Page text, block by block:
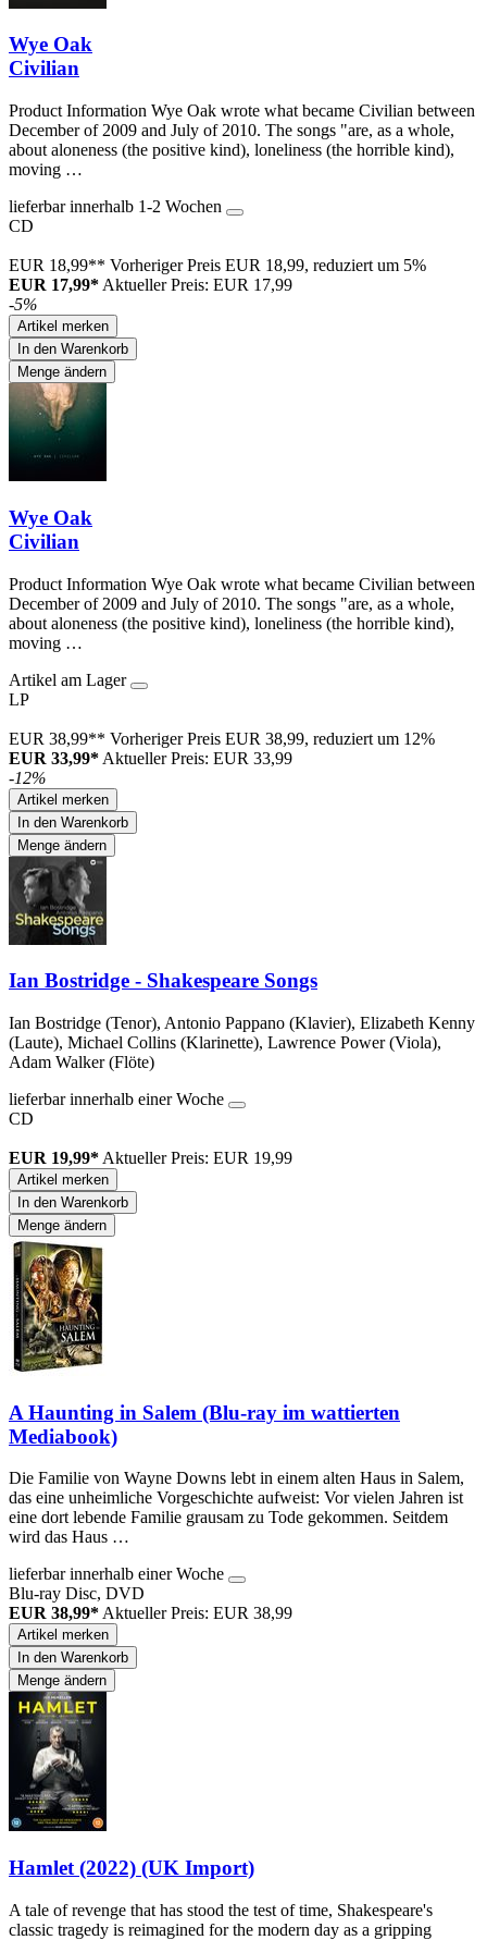
Wye Oak
Civilian
Product Information Wye Oak wrote what became Civilian between
December of 2009 and July of 2010. The songs "are, as a whole,
about aloneness (the positive kind), loneliness (the horrible kind),
moving …
lieferbar innerhalb 1-2 Wochen
CD
EUR 18,99** Vorheriger Preis EUR 18,99, reduziert um 5%
EUR 17,99* Aktueller Preis: EUR 17,99
-5%
Artikel merken
In den Warenkorb
Menge ändern
Wye Oak
Civilian
Product Information Wye Oak wrote what became Civilian between
December of 2009 and July of 2010. The songs "are, as a whole,
about aloneness (the positive kind), loneliness (the horrible kind),
moving …
Artikel am Lager
LP
EUR 38,99** Vorheriger Preis EUR 38,99, reduziert um 12%
EUR 33,99* Aktueller Preis: EUR 33,99
-12%
Artikel merken
In den Warenkorb
Menge ändern
Ian Bostridge - Shakespeare Songs
Ian Bostridge (Tenor), Antonio Pappano (Klavier), Elizabeth Kenny
(Laute), Michael Collins (Klarinette), Lawrence Power (Viola),
Adam Walker (Flöte)
lieferbar innerhalb einer Woche
CD
EUR 19,99* Aktueller Preis: EUR 19,99
Artikel merken
In den Warenkorb
Menge ändern
A Haunting in Salem (Blu-ray im wattierten
Mediabook)
Die Familie von Wayne Downs lebt in einem alten Haus in Salem,
das eine unheimliche Vorgeschichte aufweist: Vor vielen Jahren ist
eine dort lebende Familie grausam zu Tode gekommen. Seitdem
wird das Haus …
lieferbar innerhalb einer Woche
Blu-ray Disc, DVD
EUR 38,99*Aktueller Preis: EUR 38,99
Artikel merken
In den Warenkorb
Menge ändern
Hamlet (2022) (UK Import)
A tale of revenge that has stood the test of time, Shakespeare's
classic tragedy is reimagined for the modern day as a gripping